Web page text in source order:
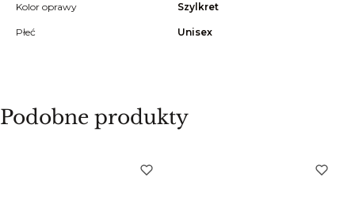
Kolor oprawy Szylkret
Płeć Unisex
Podobne produkty